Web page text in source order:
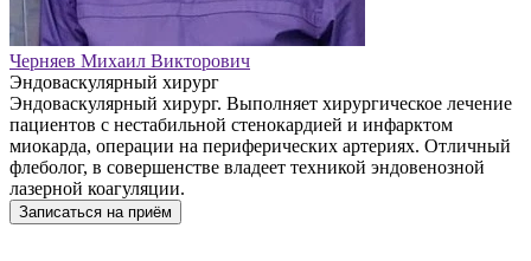
Черняев Михаил Викторович
Эндоваскулярный хирург
Эндоваскулярный хирург. Выполняет хирургическое лечение
пациентов с нестабильной стенокардией и инфарктом
миокарда, операции на периферических артериях. Отличный
флеболог, в совершенстве владеет техникой эндовенозной
лазерной коагуляции.
Записаться на приём